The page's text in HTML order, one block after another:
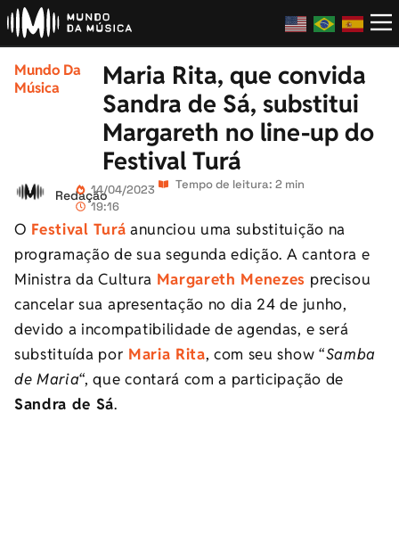
Mundo Da
Música
Maria Rita, que convida
Sandra de Sá, substitui
Margareth no line-up do
Festival Turá
Redação14/04/2023
19:16
Tempo de leitura: 2 min
O Festival Turá anunciou uma substituição na
programação de sua segunda edição. A cantora e
Ministra da Cultura Margareth Menezes precisou
cancelar sua apresentação no dia 24 de junho,
devido a incompatibilidade de agendas, e será
substituída por Maria Rita, com seu show “Samba
de Maria“, que contará com a participação de
Sandra de Sá.